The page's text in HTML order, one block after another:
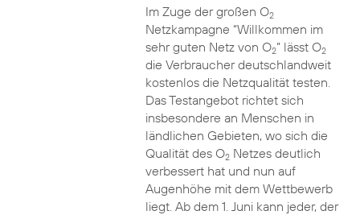
Im Zuge der großen O2
Netzkampagne “Willkommen im
sehr guten Netz von O2” lässt O2
die Verbraucher deutschlandweit
kostenlos die Netzqualität testen.
Das Testangebot richtet sich
insbesondere an Menschen in
ländlichen Gebieten, wo sich die
Qualität des O2Netzes deutlich
verbessert hat und nun auf
Augenhöhe mit dem Wettbewerb
liegt. Ab dem 1. Juni kann jeder, der